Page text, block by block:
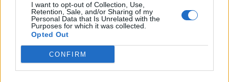
I want to opt-out of Collection, Use,
Retention, Sale, and/or Sharing of my
Personal Data that Is Unrelated with the
Purposes for which it was collected.
Opted Out
CONFIRM